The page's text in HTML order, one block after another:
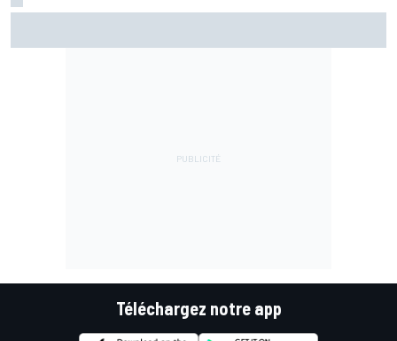
Téléchargez notre app